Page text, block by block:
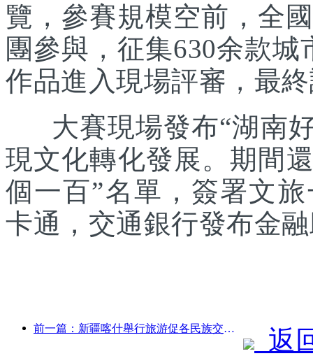
覽，參賽規模空前，全
團參與，征集630余款
作品進入現場評審，最
大賽現場發布“湖南好
現文化轉化發展。期間
個一百”名單，簽署文
卡通，交通銀行發布金
前一篇：新疆喀什舉行旅游促各民族交流推廣活動
返